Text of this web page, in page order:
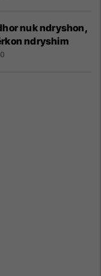
nuk ndryshon,
ndryshim